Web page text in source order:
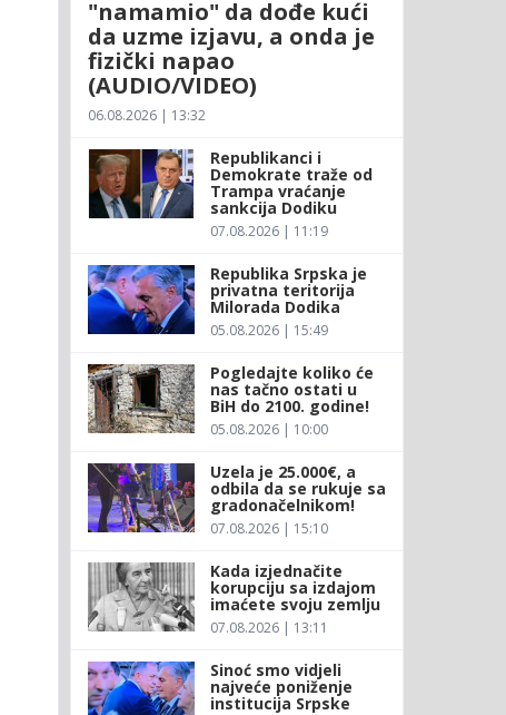
"namamio" da dođe kući
da uzme izjavu, a onda je
fizički napao
(AUDIO/VIDEO)
06.08.2026 | 13:32
Republikanci i
Demokrate traže od
Trampa vraćanje
sankcija Dodiku
07.08.2026 | 11:19
Republika Srpska je
privatna teritorija
Milorada Dodika
05.08.2026 | 15:49
Pogledajte koliko će
nas tačno ostati u
BiH do 2100. godine!
05.08.2026 | 10:00
Uzela je 25.000€, a
odbila da se rukuje sa
gradonačelnikom!
07.08.2026 | 15:10
Kada izjednačite
korupciju sa izdajom
imaćete svoju zemlju
07.08.2026 | 13:11
Sinoć smo vidjeli
najveće poniženje
institucija Srpske